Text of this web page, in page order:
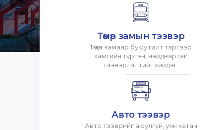
Төмөр замын тээвэр
Төмөр замаар буюу галт тэргээр
хамгийн түргэн, найдвартай
тээвэрлэлтийг хийдэг.
Авто тээвэр
Авто тээврийг аюулгүй, уян хатан